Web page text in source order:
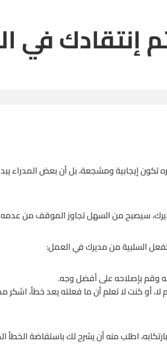
إنتقادك في
إيجابية ومشجعة، بل أن بعض المدراء
سيصبح من السهل تجاوز الموقف من
السلبية من مديرك في العمل:
أو كنت لا تعلم أن ما فعلته يعد خطأ، اشكر
اطلب منه أن يشرح لك باستفاضة الخطأ